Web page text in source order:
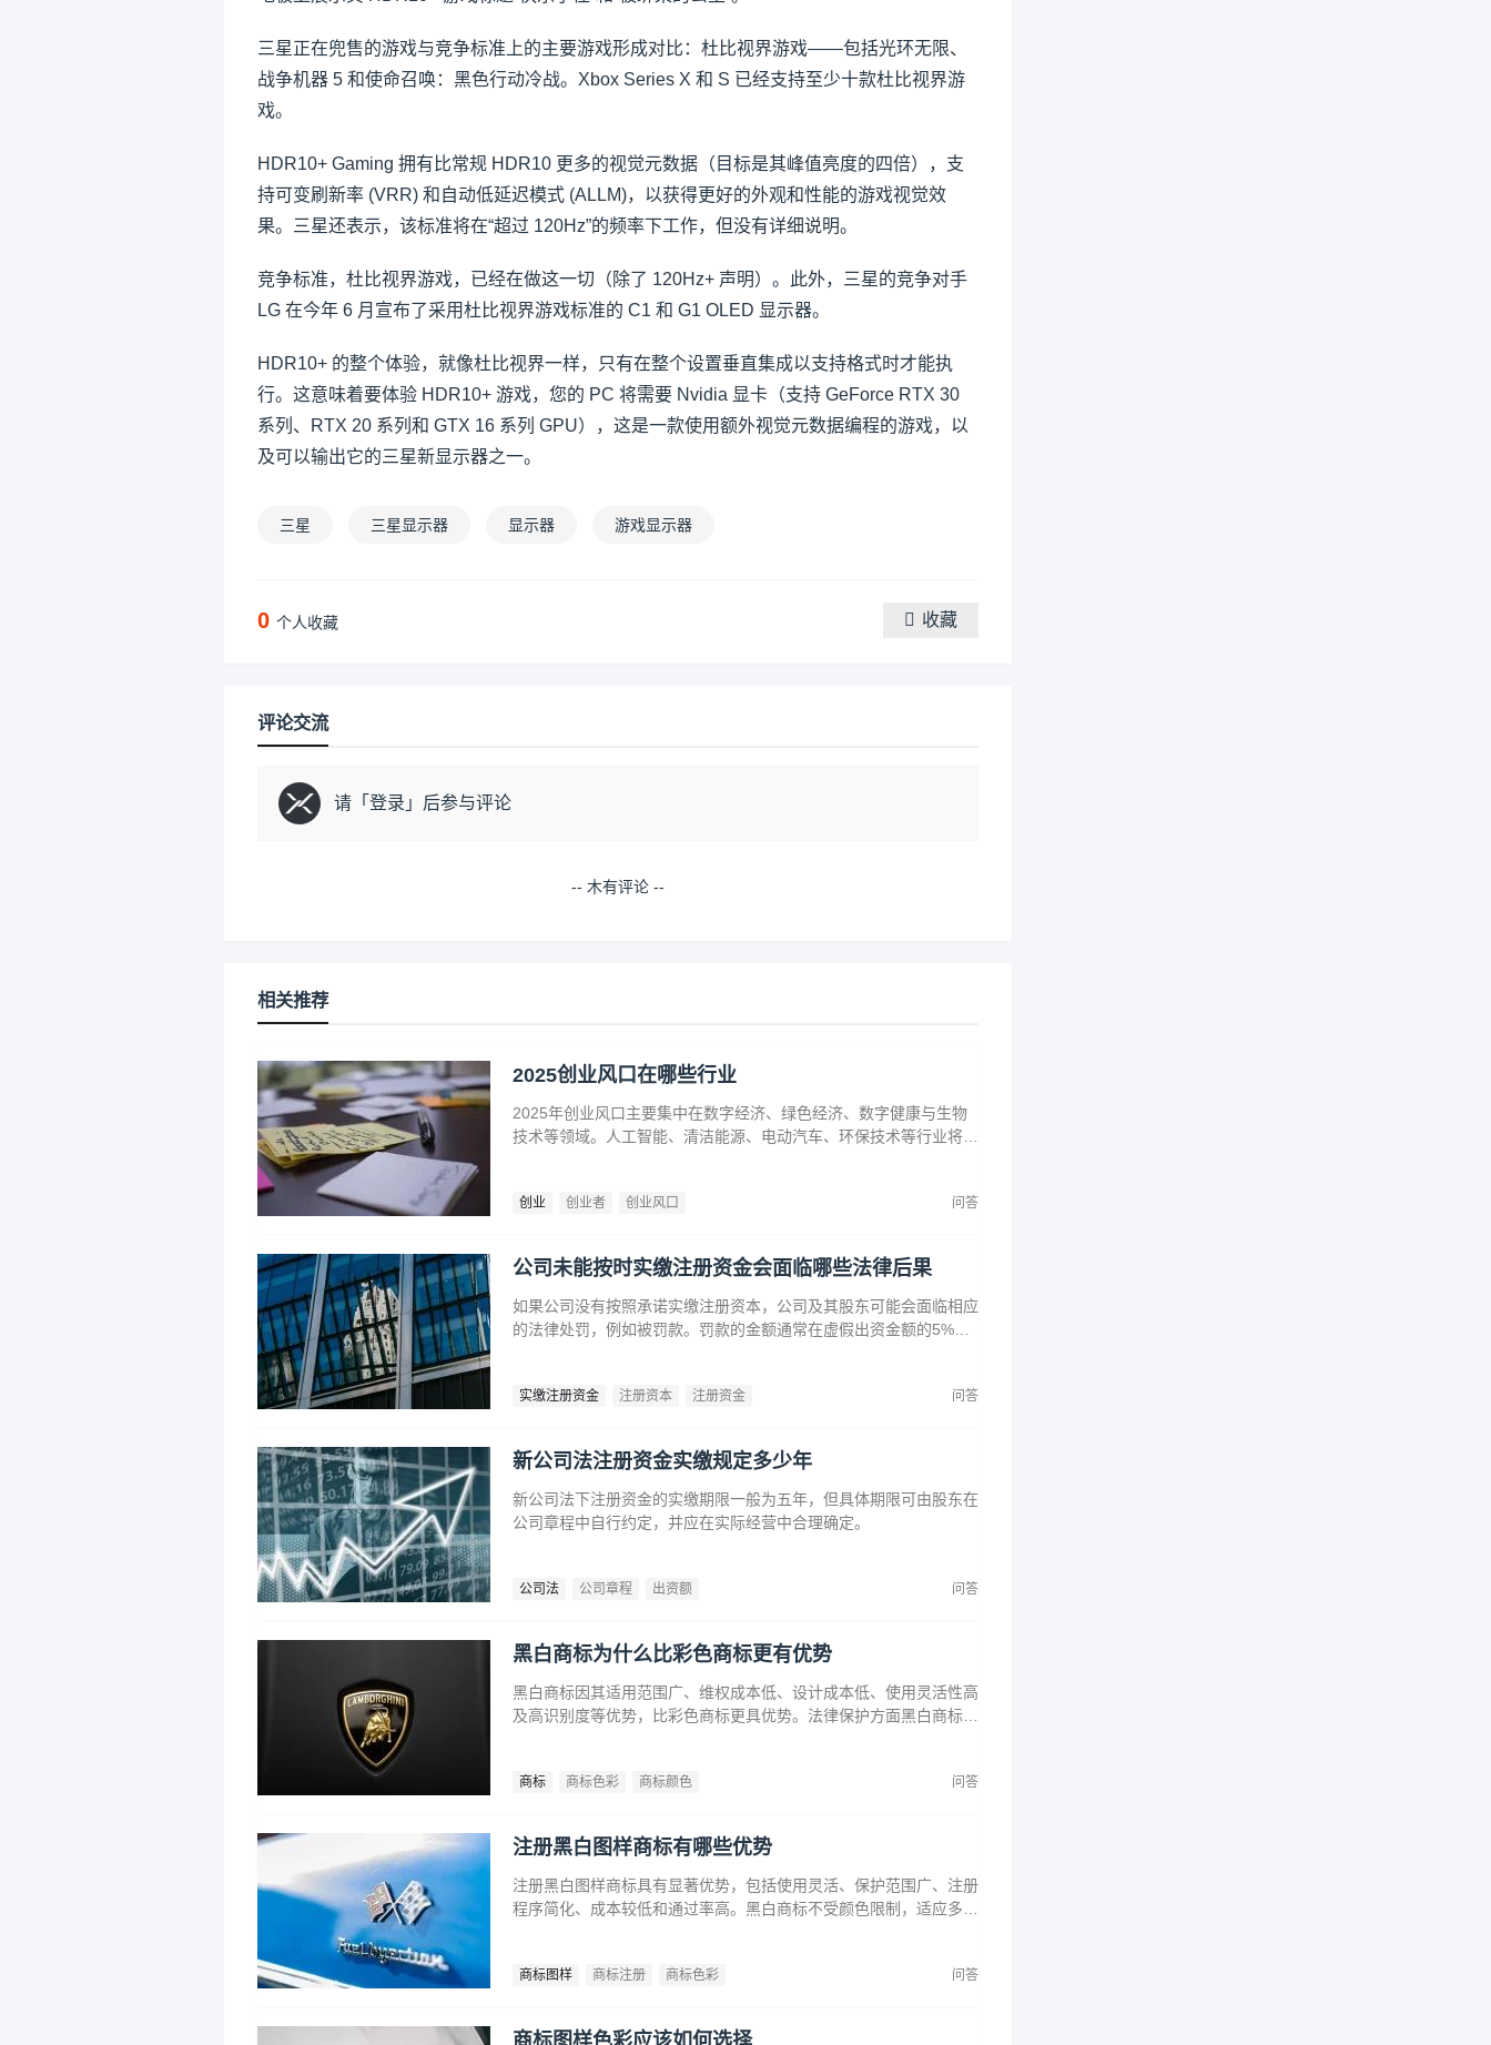
三星正在兜售的游戏与竞争标准上的主要游戏形成对比：杜比视界游戏——包括光环无限、
战争机器 5 和使命召唤：黑色行动冷战。Xbox Series X 和 S 已经支持至少十款杜比视界游
戏。
HDR10+ Gaming 拥有比常规 HDR10 更多的视觉元数据（目标是其峰值亮度的四倍），支
持可变刷新率 (VRR) 和自动低延迟模式 (ALLM)，以获得更好的外观和性能的游戏视觉效
果。三星还表示，该标准将在“超过 120Hz”的频率下工作，但没有详细说明。
竞争标准，杜比视界游戏，已经在做这一切（除了 120Hz+ 声明）。此外，三星的竞争对手
LG 在今年 6 月宣布了采用杜比视界游戏标准的 C1 和 G1 OLED 显示器。
HDR10+ 的整个体验，就像杜比视界一样，只有在整个设置垂直集成以支持格式时才能执
行。这意味着要体验 HDR10+ 游戏，您的 PC 将需要 Nvidia 显卡（支持 GeForce RTX 30
系列、RTX 20 系列和 GTX 16 系列 GPU），这是一款使用额外视觉元数据编程的游戏，以
及可以输出它的三星新显示器之一。
三星 三星显示器 显示器 游戏显示器
0 个人收藏 收藏
评论交流
请「 登录 」后参与评论
-- 木有评论 --
相关推荐
2025创业风口在哪些行业
2025年创业风口主要集中在数字经济、绿色经济、数字健康与生物
技术等领域。人工智能、清洁能源、电动汽车、环保技术等行业将迎
住这些前沿趋势，开拓新兴产业，创造商业价值。
创业 创业者 创业风口 问答
公司未能按时实缴注册资金会面临哪些法律后果
如果公司没有按照承诺实缴注册资本，公司及其股东可能会面临相应
的法律处罚，例如被罚款。罚款的金额通常在虚假出资金额的5%到
实缴注册资金 注册资本 注册资金 问答
新公司法注册资金实缴规定多少年
新公司法下注册资金的实缴期限一般为五年，但具体期限可由股东在
公司章程中自行约定，并应在实际经营中合理确定。
公司法 公司章程 出资额 问答
黑白商标为什么比彩色商标更有优势
黑白商标因其适用范围广、维权成本低、设计成本低、使用灵活性高
及高识别度等优势，比彩色商标更具优势。法律保护方面黑白商标更
商标 商标色彩 商标颜色 问答
注册黑白图样商标有哪些优势
注册黑白图样商标具有显著优势，包括使用灵活、保护范围广、注册
程序简化、成本较低和通过率高。黑白商标不受颜色限制，适应多样
商标图样 商标注册 商标色彩 问答